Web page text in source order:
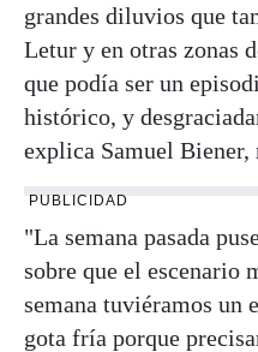
grandes diluvios que
Letur y en otras zonas
que podía ser un
histórico, y
explica Samuel
PUBLICIDAD
"La semana pasada
sobre que el escenario
semana tuviéramos un
gota fría porque